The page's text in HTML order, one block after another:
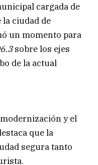
cargada de
ciudad de
un momento para
sobre los ejes
de la actual
y el
que la
segura tanto